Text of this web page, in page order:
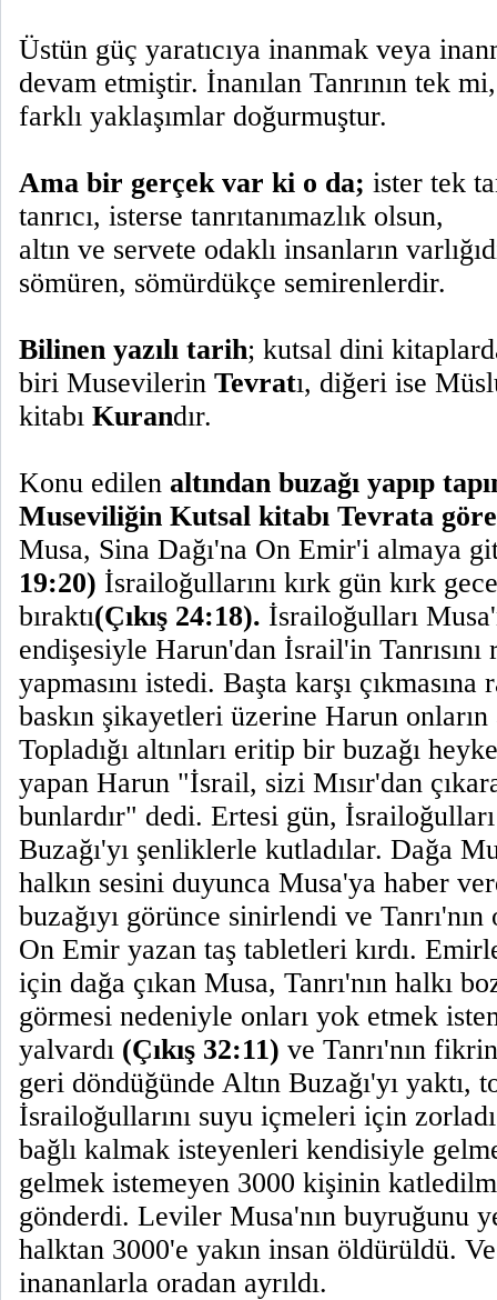
Üstün güç yaratıcıya inanmak veya
devam etmiştir. İnanılan Tanrının tek
farklı yaklaşımlar doğurmuştur.
Ama bir gerçek var ki o da; ister tek
tanrıcı, isterse tanrıtanımazlık olsun,
altın ve servete odaklı insanların
sömüren, sömürdükçe semirenlerdir.
Bilinen yazılı tarih; kutsal dini
biri Musevilerin Tevratı, diğeri ise
kitabı Kurandır.
Konu edilen altından buzağı yapıp
Museviliğin Kutsal kitabı Tevrata
Musa, Sina Dağı'na On Emir'i almaya
19:20) İsrailoğullarını kırk gün kırk
bıraktı(Çıkış 24:18). İsrailoğulları
endişesiyle Harun'dan İsrail'in Tanrısını
yapmasını istedi. Başta karşı
baskın şikayetleri üzerine Harun onların
Topladığı altınları eritip bir buzağı
yapan Harun "İsrail, sizi Mısır'dan
bunlardır" dedi. Ertesi gün,
Buzağı'yı şenliklerle kutladılar. Dağa
halkın sesini duyunca Musa'ya haber
buzağıyı görünce sinirlendi ve
On Emir yazan taş tabletleri kırdı.
için dağa çıkan Musa, Tanrı'nın halkı
görmesi nedeniyle onları yok etmek
yalvardı (Çıkış 32:11) ve Tanrı'nın
geri döndüğünde Altın Buzağı'yı yaktı,
İsrailoğullarını suyu içmeleri için
bağlı kalmak isteyenleri kendisiyle
gelmek istemeyen 3000 kişinin
gönderdi. Leviler Musa'nın buyruğunu
halktan 3000'e yakın insan öldürüldü.
inananlarla oradan ayrıldı.